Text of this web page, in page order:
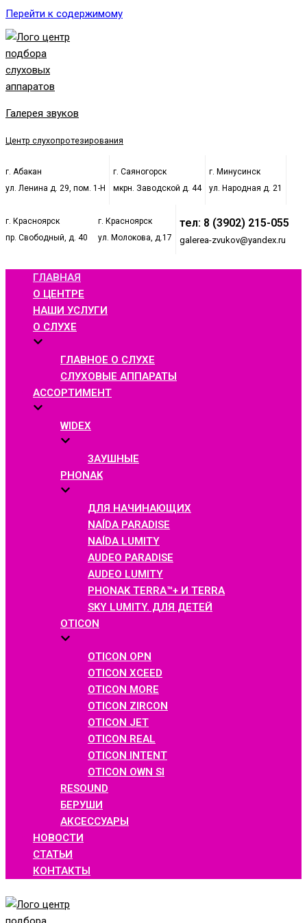
Перейти к содержимому
Галерея звуков
Центр слухопротезирования
г. Абакан
ул. Ленина д. 29, пом. 1-Н
г. Саяногорск
мкрн. Заводской д. 44
г. Минусинск
ул. Народная д. 21
г. Красноярск
пр. Свободный, д. 40
г. Красноярск
ул. Молокова, д.17
тел: 8 (3902) 215-055
galerea-zvukov@yandex.ru
ГЛАВНАЯ
О ЦЕНТРЕ
НАШИ УСЛУГИ
О СЛУХЕ
ГЛАВНОЕ О СЛУХЕ
СЛУХОВЫЕ АППАРАТЫ
АССОРТИМЕНТ
WIDEX
ЗАУШНЫЕ
PHONAK
ДЛЯ НАЧИНАЮЩИХ
NAÍDA PARADISE
NAÍDA LUMITY
AUDEO PARADISE
AUDEO LUMITY
PHONAK TERRA™+ И TERRA
SKY LUMITY. ДЛЯ ДЕТЕЙ
OTICON
OTICON OPN
OTICON XCEED
OTICON MORE
OTICON ZIRCON
OTICON JET
OTICON REAL
OTICON INTENT
OTICON OWN SI
RESOUND
БЕРУШИ
АКСЕССУАРЫ
НОВОСТИ
СТАТЬИ
КОНТАКТЫ